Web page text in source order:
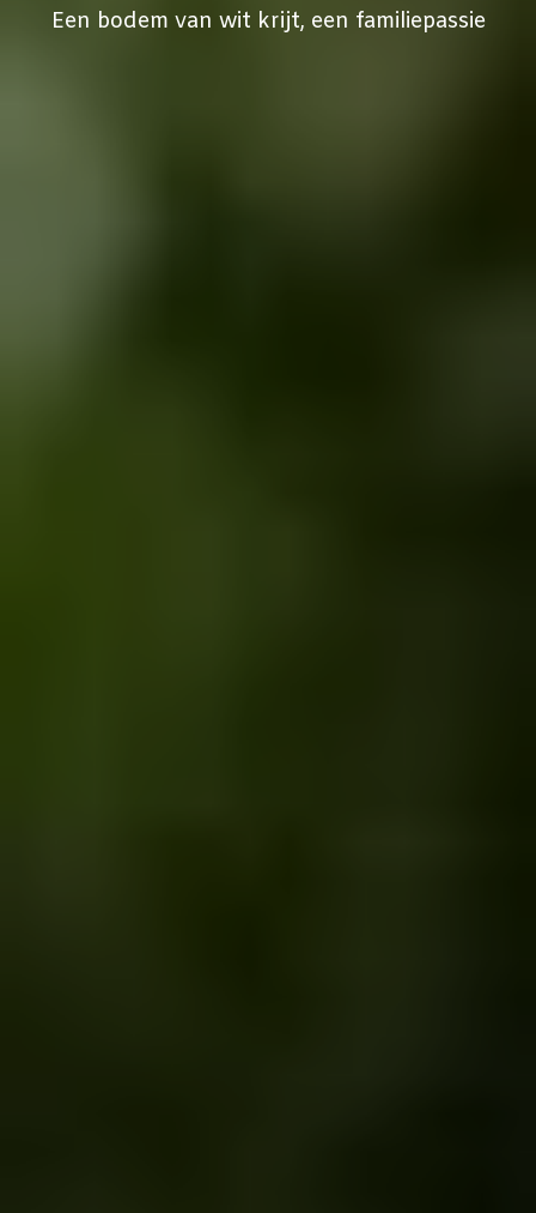
Een bodem van wit krijt, een familiepassie